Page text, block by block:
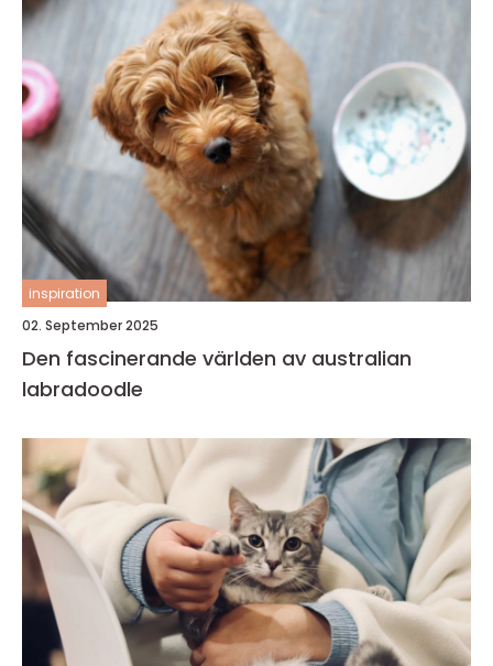
inspiration
02. September 2025
Den fascinerande världen av australian
labradoodle